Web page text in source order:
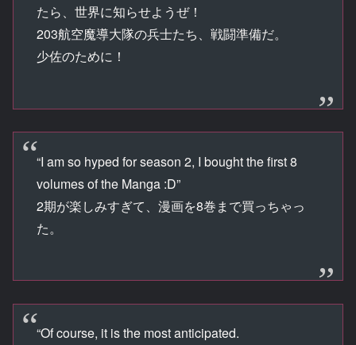
たら、世界に知らせようぜ！
203航空魔導大隊の兵士たち、戦闘準備だ。
少佐のために！
“I am so hyped for season 2, I bought the first 8
volumes of the Manga :D”
2期が楽しみすぎて、漫画を8巻まで買っちゃっ
た。
“Of course, it is the most anticipated.